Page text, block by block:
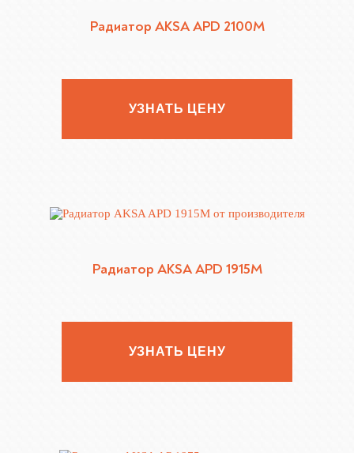
Радиатор AKSA APD 2100M
УЗНАТЬ ЦЕНУ
Радиатор AKSA APD 1915M
УЗНАТЬ ЦЕНУ